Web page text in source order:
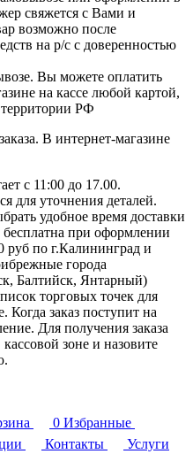
свяжется с Вами и
возможно после
на р/с с доверенностью
Вы можете оплатить
на кассе любой картой,
территории РФ
В интернет-магазине
с 11:00 до 17.00.
для уточнения деталей.
удобное время доставки
бесплатна при оформлении
руб по г.Калининград и
города
Балтийск, Янтарный)
торговых точек для
Когда заказ поступит на
Для получения заказа
зоне и назовите
0 Избранные
Контакты
Услуги